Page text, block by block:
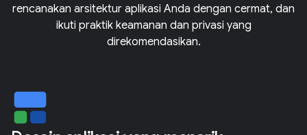
rencanakan arsitektur aplikasi Anda dengan cermat, dan
ikuti praktik keamanan dan privasi yang
direkomendasikan.